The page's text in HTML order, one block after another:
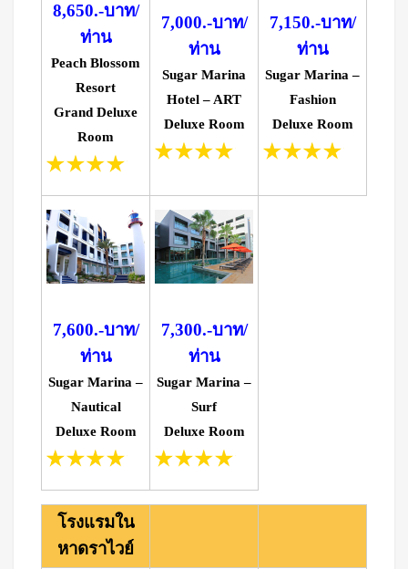
8,650.-บาท/
ท่าน
Peach Blossom
Resort
Grand Deluxe
Room
7,000.-บาท/
ท่าน
Sugar Marina
Hotel – ART
Deluxe Room
7,150.-บาท/
ท่าน
Sugar Marina –
Fashion
Deluxe Room
7,600.-บาท/
ท่าน
Sugar Marina –
Nautical
Deluxe Room
7,300.-บาท/
ท่าน
Sugar Marina –
Surf
Deluxe Room
โรงแรมใน
หาดราไวย์